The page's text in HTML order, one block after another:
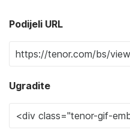
Podijeli URL
Ugradite